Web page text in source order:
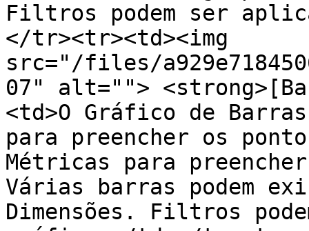
Filtros podem ser
</tr><tr><td><img
src="/files/
07" alt="">
<td>O Gráfico de
para preencher os
Métricas para
Várias barras podem
Dimensões. Filtros